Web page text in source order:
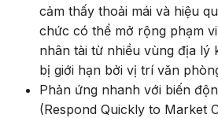
cảm thấy thoải mái và hiệu
chức có thể mở rộng phạm
nhân tài từ nhiều vùng địa lý
bị giới hạn bởi vị trí văn
Phản ứng nhanh với biến
(Respond Quickly to Market